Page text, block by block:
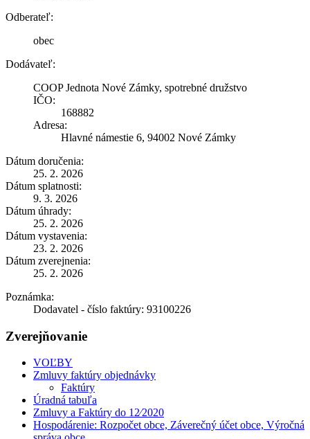
Odberateľ:
obec
Dodávateľ:
COOP Jednota Nové Zámky, spotrebné družstvo
IČO:
168882
Adresa:
Hlavné námestie 6, 94002 Nové Zámky
Dátum doručenia:
25. 2. 2026
Dátum splatnosti:
9. 3. 2026
Dátum úhrady:
25. 2. 2026
Dátum vystavenia:
23. 2. 2026
Dátum zverejnenia:
25. 2. 2026
Poznámka:
Dodavatel - číslo faktúry: 93100226
Zverejňovanie
VOĽBY
Zmluvy faktúry objednávky
Faktúry
Úradná tabuľa
Zmluvy a Faktúry do 12⁄2020
Hospodárenie: Rozpočet obce, Záverečný účet obce, Výročná